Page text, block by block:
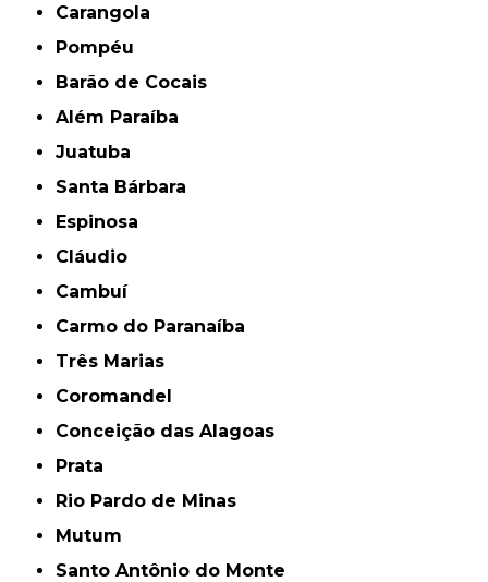
Carangola
Pompéu
Barão de Cocais
Além Paraíba
Juatuba
Santa Bárbara
Espinosa
Cláudio
Cambuí
Carmo do Paranaíba
Três Marias
Coromandel
Conceição das Alagoas
Prata
Rio Pardo de Minas
Mutum
Santo Antônio do Monte